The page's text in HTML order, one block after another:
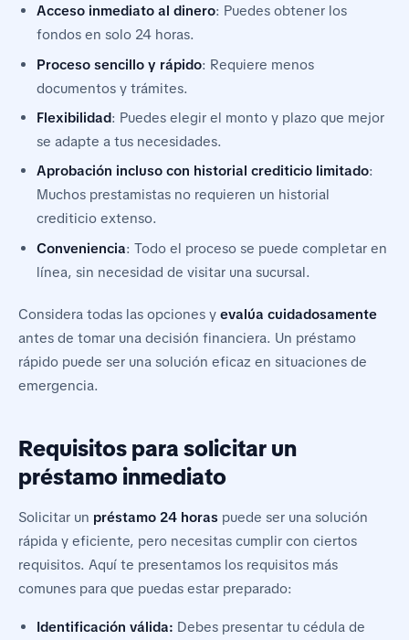
Acceso inmediato al dinero: Puedes obtener los
fondos en solo 24 horas.
Proceso sencillo y rápido: Requiere menos
documentos y trámites.
Flexibilidad: Puedes elegir el monto y plazo que mejor
se adapte a tus necesidades.
Aprobación incluso con historial crediticio limitado:
Muchos prestamistas no requieren un historial
crediticio extenso.
Conveniencia: Todo el proceso se puede completar en
línea, sin necesidad de visitar una sucursal.
Considera todas las opciones y evalúa cuidadosamente
antes de tomar una decisión financiera. Un préstamo
rápido puede ser una solución eficaz en situaciones de
emergencia.
Requisitos para solicitar un
préstamo inmediato
Solicitar un préstamo 24 horas puede ser una solución
rápida y eficiente, pero necesitas cumplir con ciertos
requisitos. Aquí te presentamos los requisitos más
comunes para que puedas estar preparado:
Identificación válida: Debes presentar tu cédula de